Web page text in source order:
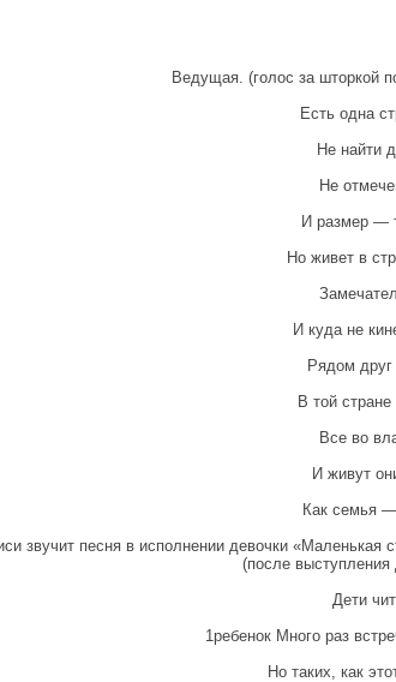
Ведущая. (голос за шторкой
Есть одна
Не найти
Не
И размер —
Но живет в
И куда не
Рядом друг
В той стране
Все во
И живут
Как семья
звучит песня в исполнении девочки «Маленькая
(после выступления
Дети
1ребенок Много раз
Но таких, как